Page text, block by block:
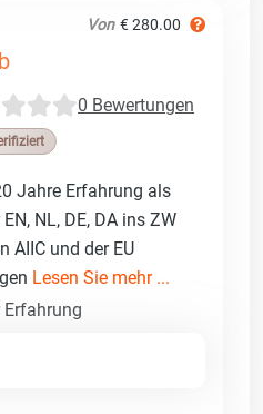
Von € 280.00
0 Bewertungen
Jahre Erfahrung als
NL, DE, DA ins ZW
AIIC und der EU
Lesen Sie mehr ...